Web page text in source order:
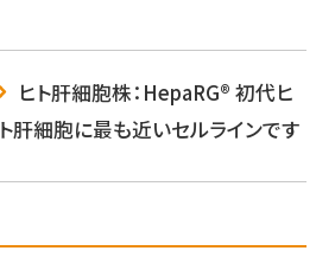
ヒト肝細胞株：HepaRG® 初代ヒ
ト肝細胞に最も近いセルラインです